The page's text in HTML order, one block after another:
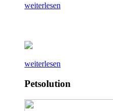
weiterlesen
weiterlesen
Petsolution